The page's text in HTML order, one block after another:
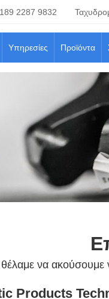
2287 9832
Υπηρεσίες Προϊόντα
να ακούσουμε
Products